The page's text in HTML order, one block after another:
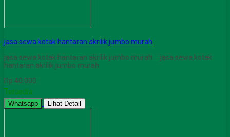
jasa sewa kotak hantaran akrilik jumbo murah
jasa sewa kotak hantaran akrilik jumbo murah jasa sewa kotak
hantaran akrilik jumbo murah
Rp 40.000
Tersedia
Whatsapp Lihat Detail